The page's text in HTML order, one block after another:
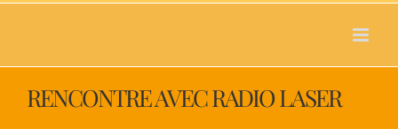
Passer
RENCONTRE AVEC RADIO LASER